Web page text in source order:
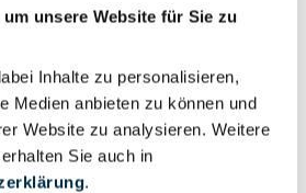
unsere Website für Sie zu
Inhalte zu personalisieren,
Medien anbieten zu können und
Website zu analysieren. Weitere
Sie auch in
.
Nutzer
Vollständiges
Unternehmensprofil
anfragen